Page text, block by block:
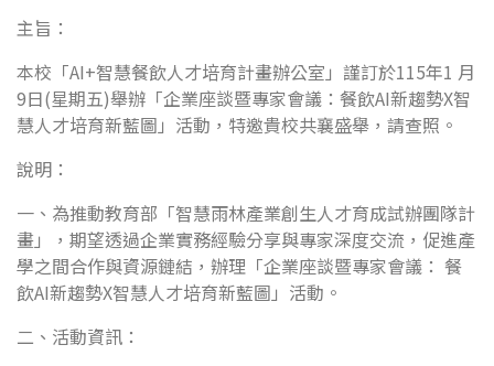
主旨：
本校「AI+智慧餐飲人才培育計畫辦公室」謹訂於115年1 月
9日(星期五)舉辦「企業座談暨專家會議：餐飲AI新趨勢X智
慧人才培育新藍圖」活動，特邀貴校共襄盛舉，請查照。
說明：
一、為推動教育部「智慧雨林產業創生人才育成試辦團隊計
畫」，期望透過企業實務經驗分享與專家深度交流，促進產
學之間合作與資源鏈結，辦理「企業座談暨專家會議： 餐
飲AI新趨勢X智慧人才培育新藍圖」活動。
二、活動資訊：